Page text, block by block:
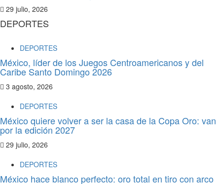
29 julio, 2026
DEPORTES
DEPORTES
México, líder de los Juegos Centroamericanos y del
Caribe Santo Domingo 2026
3 agosto, 2026
DEPORTES
México quiere volver a ser la casa de la Copa Oro: van
por la edición 2027
29 julio, 2026
DEPORTES
México hace blanco perfecto: oro total en tiro con arco